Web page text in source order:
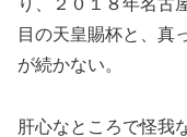
り、２０１８年名古
目の天皇賜杯と、真
が続かない。
肝心なところで怪我